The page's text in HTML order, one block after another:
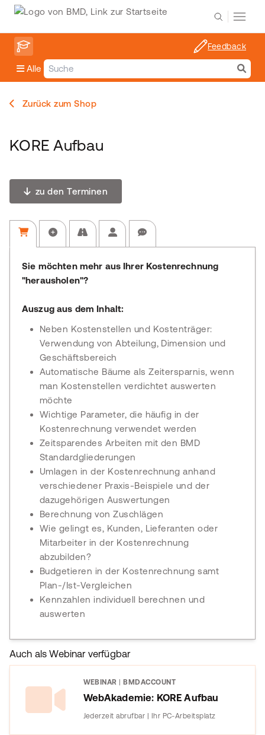
Alle
Feedback
Zurück zum Shop
KORE Aufbau
zu den Terminen
Sie möchten mehr aus Ihrer Kostenrechnung
"herausholen"?
Auszug aus dem Inhalt:
Neben Kostenstellen und Kostenträger:
Verwendung von Abteilung, Dimension und
Geschäftsbereich
Automatische Bäume als Zeitersparnis, wenn
man Kostenstellen verdichtet auswerten
möchte
Wichtige Parameter, die häufig in der
Kostenrechnung verwendet werden
Zeitsparendes Arbeiten mit den BMD
Standardgliederungen
Umlagen in der Kostenrechnung anhand
verschiedener Praxis-Beispiele und der
dazugehörigen Auswertungen
Berechnung von Zuschlägen
Wie gelingt es, Kunden, Lieferanten oder
Mitarbeiter in der Kostenrechnung
abzubilden?
Budgetieren in der Kostenrechnung samt
Plan-/Ist-Vergleichen
Kennzahlen individuell berechnen und
auswerten
Auch als Webinar verfügbar
WEBINAR BMDACCOUNT
WebAkademie: KORE Aufbau
Jederzeit abrufbar | Ihr PC-Arbeitsplatz